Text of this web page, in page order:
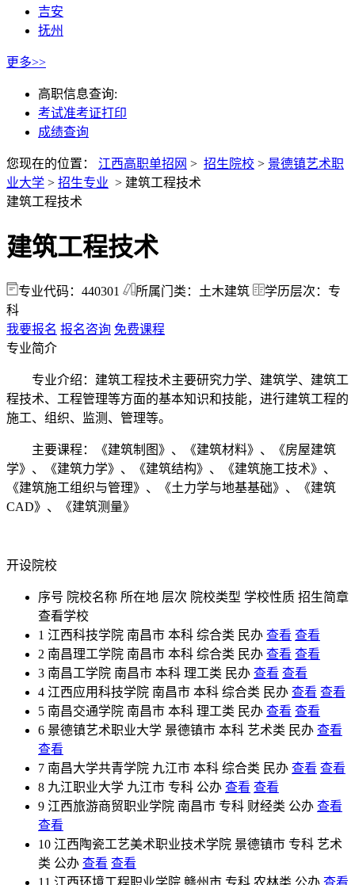
吉安
抚州
更多>>
高职信息查询:
考试准考证打印
成绩查询
您现在的位置： 江西高职单招网 > 招生院校 > 景德镇艺术职
业大学 > 招生专业 > 建筑工程技术
建筑工程技术
建筑工程技术
专业代码：440301 所属门类：土木建筑
学历层次：专
科
我要报名 报名咨询 免费课程
专业简介
专业介绍：建筑工程技术主要研究力学、建筑学、建筑工
程技术、工程管理等方面的基本知识和技能，进行建筑工程的
施工、组织、监测、管理等。
主要课程：《建筑制图》、《建筑材料》、《房屋建筑
学》、《建筑力学》、《建筑结构》、《建筑施工技术》、
《建筑施工组织与管理》、《土力学与地基基础》、《建筑
CAD》、《建筑测量》
开设院校
序号 院校名称 所在地 层次 院校类型 学校性质 招生简章
查看学校
1 江西科技学院 南昌市 本科 综合类 民办 查看 查看
2 南昌理工学院 南昌市 本科 综合类 民办 查看 查看
3 南昌工学院 南昌市 本科 理工类 民办 查看 查看
4 江西应用科技学院 南昌市 本科 综合类 民办 查看 查看
5 南昌交通学院 南昌市 本科 理工类 民办 查看 查看
6 景德镇艺术职业大学 景德镇市 本科 艺术类 民办 查看
查看
7 南昌大学共青学院 九江市 本科 综合类 民办 查看 查看
8 九江职业大学 九江市 专科 公办 查看 查看
9 江西旅游商贸职业学院 南昌市 专科 财经类 公办 查看
查看
10 江西陶瓷工艺美术职业技术学院 景德镇市 专科 艺术
类 公办 查看 查看
11 江西环境工程职业学院 赣州市 专科 农林类 公办 查看